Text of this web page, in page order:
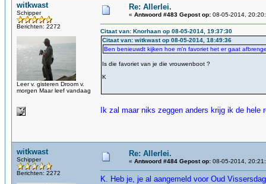
witkwast
Schipper
Berichten: 2272
Leer v. gisteren Droom v.
morgen Maar leef vandaag
Re: Allerlei.
« Antwoord #483 Gepost op: 08-05-2014,
Citaat van: Knorhaan op 08-05-2014, 19:37:30
Citaat van: witkwast op 08-05-2014, 18:49:36
Ben benieuwdt kijken hoe m'n favoriet het er gaat
Is die favoriet van je die vrouwenboot ?
K
Ik zal maar niks zeggen anders krijg ik de
witkwast
Schipper
Berichten: 2272
Re: Allerlei.
« Antwoord #484 Gepost op: 08-05-2014,
K. Heb je, je al aangemeld voor Oud